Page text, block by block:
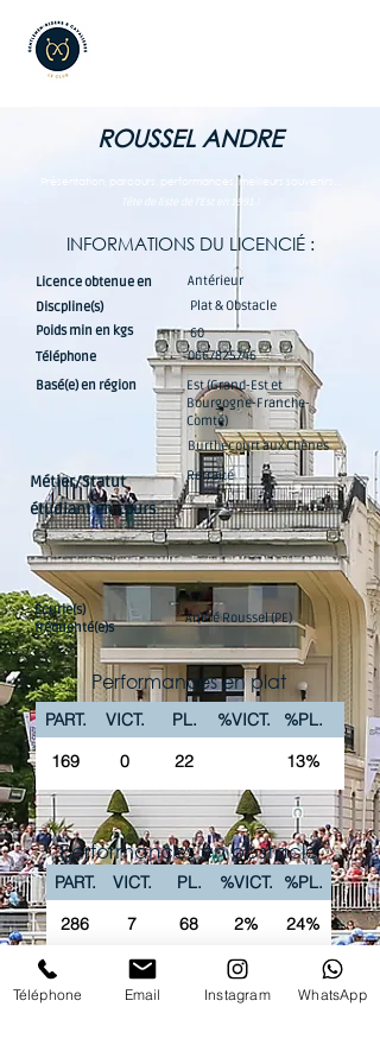
ROUSSEL ANDRE
Présentation, parcours, performances, meilleurs souvenirs...
Tête de liste de l'Est en 1991 !
INFORMATIONS DU LICENCIÉ :
Licence obtenue en
Antérieur
Discpline(s)
Plat & Obstacle
Poids min en kgs
60
Téléphone
0667825746
Basé(e) en région
Est (Grand-Est et
Bourgogne-Franche-
Comté)
Burthecourt aux Chênes
Métier/Statut
étudiant en cours
Retraité
Écurie(s)
fréquenté(e)s
André Roussel (PE)
Performances en plat
PART. VICT. PL. %VICT.
%PL.
169
0 22 13%
Performances en obstacle
PART. VICT. PL. %VICT.
%PL.
286
7 68 2% 24%
La chaîne Youtube du Club vous propose
'intégralité des courses PREMIUM en replay !
Téléphone Email Instagram WhatsApp